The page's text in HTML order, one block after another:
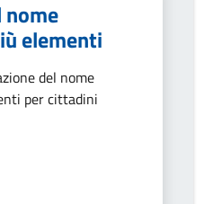
nome
elementi
del nome
per cittadini